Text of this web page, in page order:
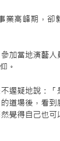
高峰期，卻
當地演藝人
。
疑地說：「
道場後，看
覺得自己也可